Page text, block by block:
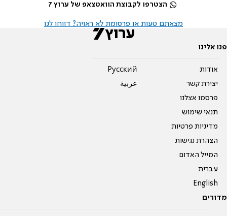
הצטרפו לקבוצת הוואטצאפ של ערוץ 7
מצאתם טעות או פרסומת לא ראויה? דווחו לנו
פנו אלינו
אודות
יצירת קשר
פרסמו אצלנו
תנאי שימוש
מדיניות פרטיות
הצהרת נגישות
המייל האדום
עברית
English
Pусский
عربية
מדורים